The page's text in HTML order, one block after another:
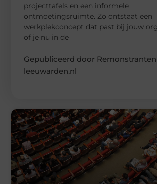
projecttafels en een informele
ontmoetingsruimte. Zo ontstaat een
werkplekconcept dat past bij jouw
of je nu in de
Gepubliceerd door Remonstranten
leeuwarden.nl